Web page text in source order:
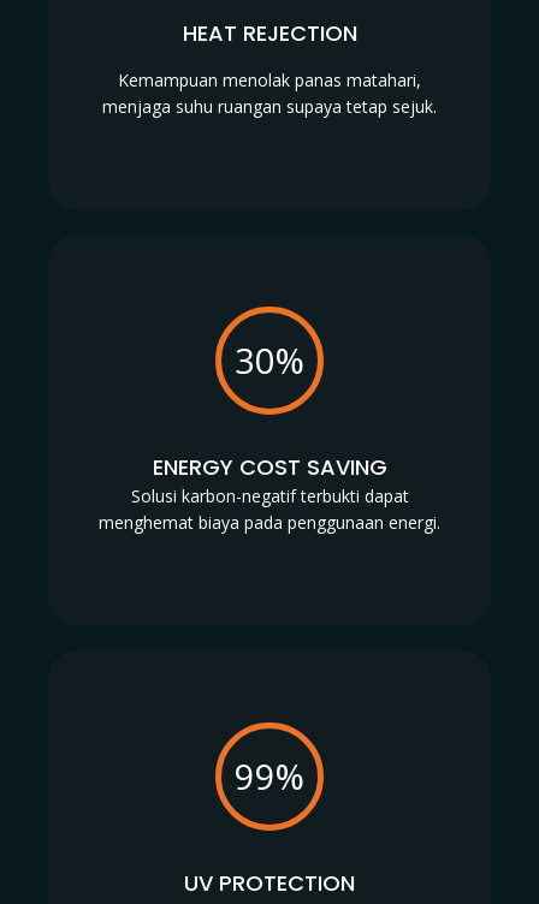
HEAT REJECTION
Kemampuan menolak panas matahari,
menjaga suhu ruangan supaya tetap sejuk.
30%
ENERGY COST SAVING
Solusi karbon-negatif terbukti dapat
menghemat biaya pada penggunaan energi.
99%
UV PROTECTION